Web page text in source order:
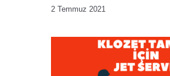
2 Temmuz 2021